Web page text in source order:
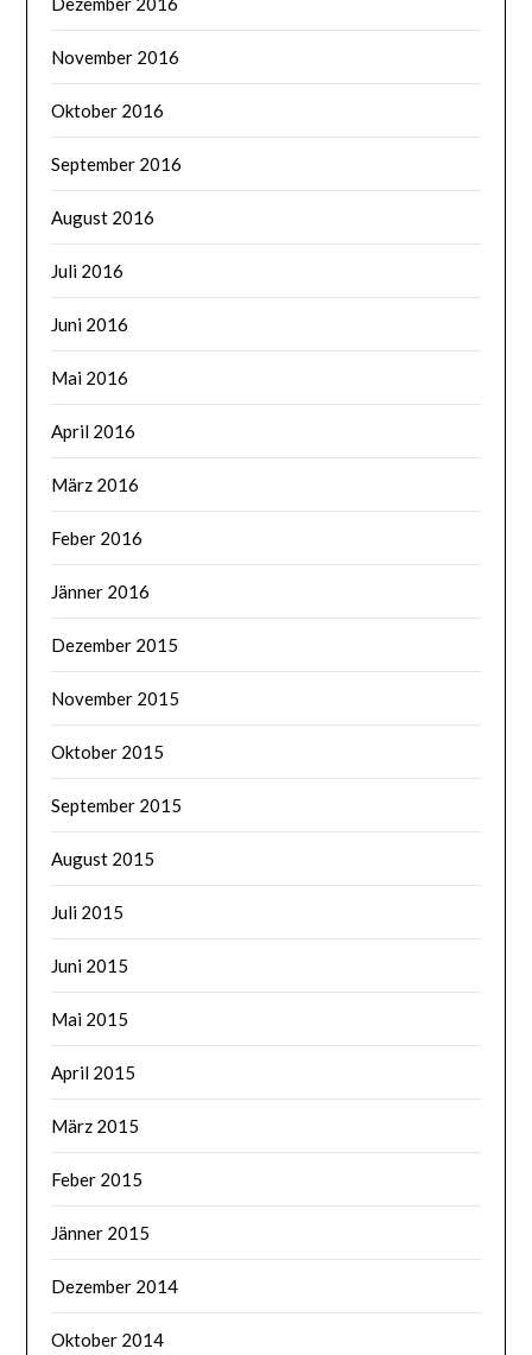
November 2016
Oktober 2016
September 2016
August 2016
Juli 2016
Juni 2016
Mai 2016
April 2016
März 2016
Feber 2016
Jänner 2016
Dezember 2015
November 2015
Oktober 2015
September 2015
August 2015
Juli 2015
Juni 2015
Mai 2015
April 2015
März 2015
Feber 2015
Jänner 2015
Dezember 2014
Oktober 2014